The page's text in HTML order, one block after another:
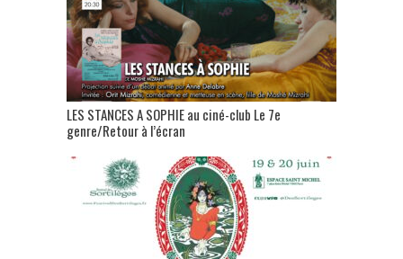
LES STANCES A SOPHIE au ciné-club Le 7e
genre/Retour à l’écran